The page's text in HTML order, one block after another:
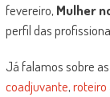
fevereiro, Mulher
perfil das
Já falamos sobre
coadjuvante,roteiro